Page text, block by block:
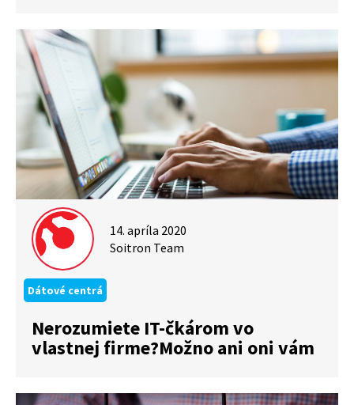
14. apríla 2020
Soitron Team
Dátové centrá
Nerozumiete IT-čkárom vo
vlastnej firme?Možno ani oni vám